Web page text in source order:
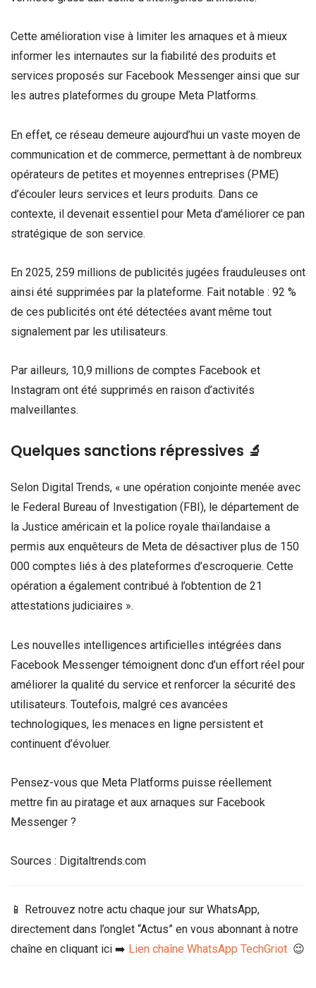
Cette amélioration vise à limiter les arnaques et à mieux
informer les internautes sur la fiabilité des produits et
services proposés sur Facebook Messenger ainsi que sur
les autres plateformes du groupe Meta Platforms.
En effet, ce réseau demeure aujourd’hui un vaste moyen de
communication et de commerce, permettant à de nombreux
opérateurs de petites et moyennes entreprises (PME)
d’écouler leurs services et leurs produits. Dans ce
contexte, il devenait essentiel pour Meta d’améliorer ce pan
stratégique de son service.
En 2025, 259 millions de publicités jugées frauduleuses ont
ainsi été supprimées par la plateforme. Fait notable : 92 %
de ces publicités ont été détectées avant même tout
signalement par les utilisateurs.
Par ailleurs, 10,9 millions de comptes Facebook et
Instagram ont été supprimés en raison d’activités
malveillantes.
Quelques sanctions répressives 🔬
Selon Digital Trends, « une opération conjointe menée avec
le Federal Bureau of Investigation (FBI), le département de
la Justice américain et la police royale thaïlandaise a
permis aux enquêteurs de Meta de désactiver plus de 150
000 comptes liés à des plateformes d’escroquerie. Cette
opération a également contribué à l’obtention de 21
attestations judiciaires ».
Les nouvelles intelligences artificielles intégrées dans
Facebook Messenger témoignent donc d’un effort réel pour
améliorer la qualité du service et renforcer la sécurité des
utilisateurs. Toutefois, malgré ces avancées
technologiques, les menaces en ligne persistent et
continuent d’évoluer.
Pensez-vous que Meta Platforms puisse réellement
mettre fin au piratage et aux arnaques sur Facebook
Messenger ?
Sources : Digitaltrends.com
📱 Retrouvez notre actu chaque jour sur WhatsApp,
directement dans l’onglet “Actus” en vous abonnant à notre
chaîne en cliquant ici ➡️ Lien chaîne WhatsApp TechGriot 😉